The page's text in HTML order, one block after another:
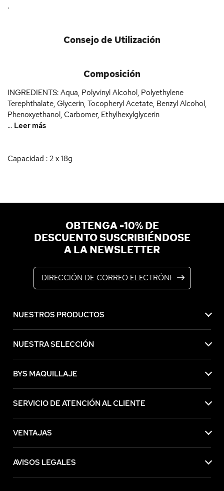
.
Consejo de Utilización
Composición
INGREDIENTS: Aqua, Polyvinyl Alcohol, Polyethylene
Terephthalate, Glycerin, Tocopheryl Acetate, Benzyl Alcohol,
Phenoxyethanol, Carbomer, Ethylhexylglycerin
... Leer más
Capacidad : 2 x 18g
OBTENGA -10% DE
DESCUENTO SUSCRIBIÉNDOSE
A LA NEWSLETTER
NUESTROS PRODUCTOS
NUESTRA SELECCIÓN
BYS MAQUILLAJE
SERVICIO DE ATENCIÓN AL CLIENTE
VENTAJAS
AVISOS LEGALES